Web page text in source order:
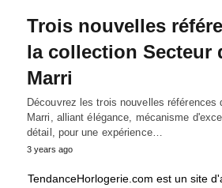
Trois nouvelles
la collection Secteur
Marri
Découvrez les trois nouvelles références
Marri, alliant élégance, mécanisme
détail, pour une expérience…
3 years ago
TendanceHorlogerie.com est un site